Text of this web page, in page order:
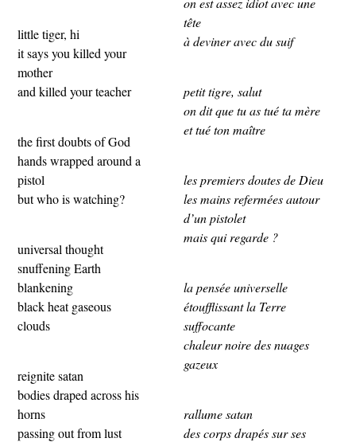
little tiger, hi
it says you killed your
mother
and killed your teacher
the first doubts of God
hands wrapped around a
pistol
but who is watching?
universal thought
snuffening Earth
blankening
black heat gaseous
clouds
reignite satan
bodies draped across his
horns
passing out from lust
tête
à deviner avec du suif
petit tigre, salut
on dit que tu as tué ta mère
et tué ton maître
les premiers doutes de Dieu
les mains refermées autour
d’un pistolet
mais qui regarde ?
la pensée universelle
étoufflissant la Terre
suffocante
chaleur noire des nuages
gazeux
rallume satan
des corps drapés sur ses